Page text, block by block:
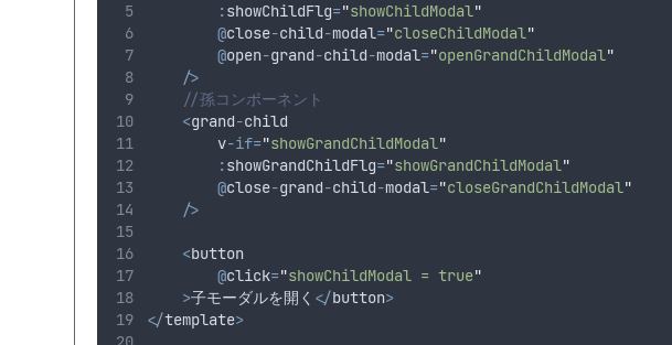
:showChildFlg="showChildModal"
@close-child-modal="closeChildModal"
@open-grand-child-modal="openGrandChildModal"
/>
//孫コンポーネント
<grand-child
        v
-if="showGrandChildModal"
:showGrandChildFlg="showGrandChildModal"
@close-grand-child-modal="closeGrandChildModal"
/>
<button
@click="showChildModal = true"
>子モーダルを開く </button>
</template>